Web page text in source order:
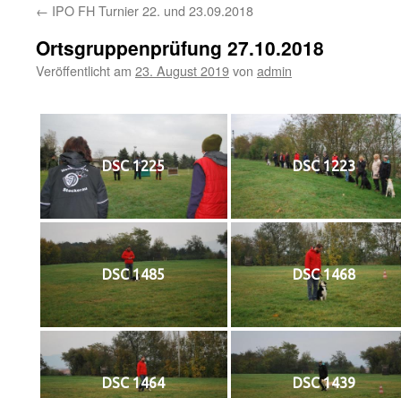
← IPO FH Turnier 22. und 23.09.2018
Ortsgruppenprüfung 27.10.2018
Veröffentlicht am 23. August 2019von admin
DSC 1225 DSC 1223
DSC 1485 DSC 1468
DSC 1464 DSC 1439